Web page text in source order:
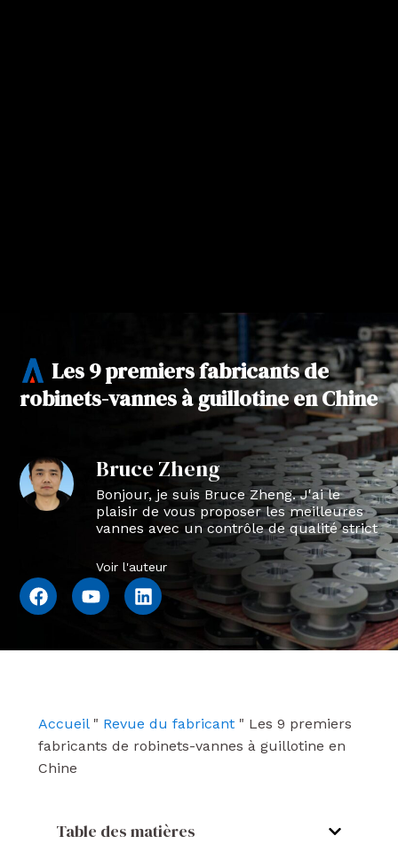
Les 9 premiers fabricants de
robinets-vannes à guillotine en Chine
Bruce Zheng
Bonjour, je suis Bruce Zheng. J'ai le
plaisir de vous proposer les meilleures
vannes avec un contrôle de qualité strict
Voir l'auteur
F
a
k
Y
o
L
i
n
Accueil" Revue du fabricant" Les 9 premiers
fabricants de robinets-vannes à guillotine en
Chine
Table des matières